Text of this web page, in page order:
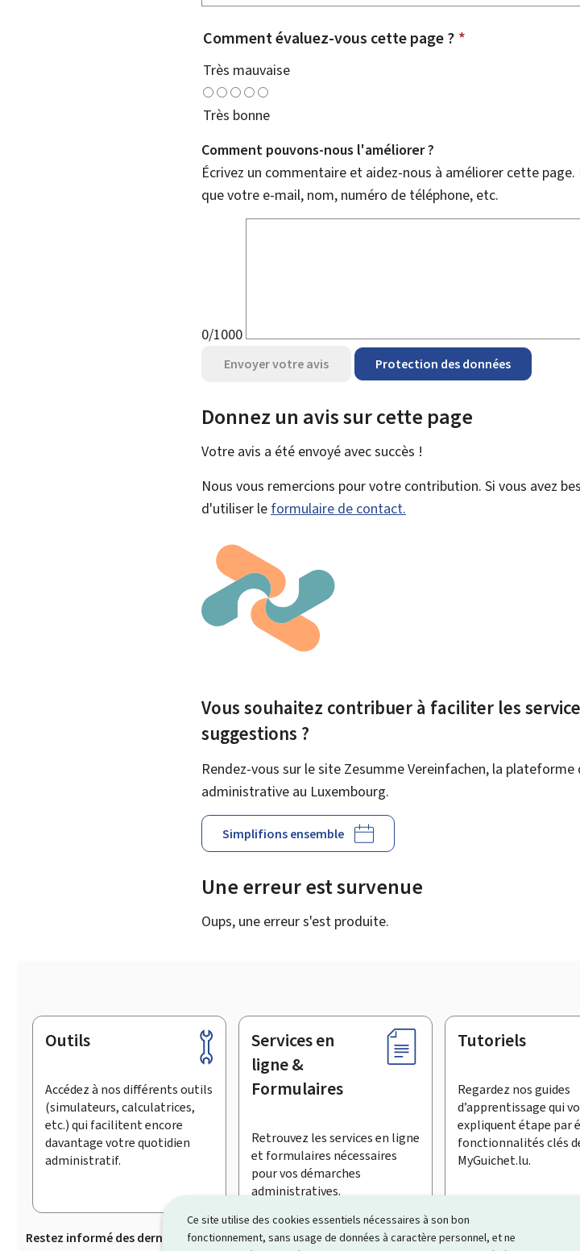
Ce site utilise des cookies essentiels nécessaires à son bon
fonctionnement, sans usage de données à caractère personnel, et ne
Comment évaluez-vous cette page ? *
Très mauvaise
Très bonne
Comment pouvons-nous l'améliorer ?
Écrivez un commentaire et aidez-nous à améliorer cette
que votre e-mail, nom, numéro de téléphone, etc.
0/1000
Envoyer votre avis Protection des données
Donnez un avis sur cette page
Votre avis a été envoyé avecsuccès !
Nous vous remercions pour votre contribution. Si vous avez
d'utiliser le formulaire de contact.
Vous souhaitez contribuer à faciliter les
suggestions ?
Rendez-vous sur le site Zesumme Vereinfachen, la
administrative au Luxembourg.
Simplifions ensemble
Une erreur est survenue
Oups, une erreur s'est produite.
Pied
page
Outils
Accédez à nos différents outils
(simulateurs, calculatrices,
etc.) qui facilitent encore
davantage votre quotidien
administratif.
Services en
ligne &
Formulaires
Retrouvez les services en ligne
et formulaires nécessaires
pour vos démarches
administratives.
Tutoriels
Regardez nos guides
d’apprentissage qui
expliquent étape par
fonctionnalités clés
MyGuichet.lu.
Restez informé des dernières actualités de Guichet.lu S’inscrire à la newsletter